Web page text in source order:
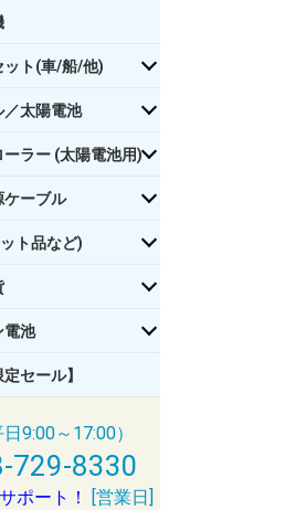
ット(車/船/他)
／太陽電池
ーラー (太陽電池用)
ケーブル
ト品など)
電池
セール】
9:00～17:00）
729-8330
ポート！
[営業日]